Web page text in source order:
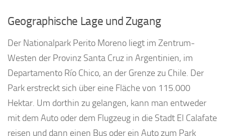
Geographische Lage und Zugang
Der Nationalpark Perito Moreno liegt im Zentrum-
Westen der Provinz Santa Cruz in Argentinien, im
Departamento Río Chico, an der Grenze zu Chile. Der
Park erstreckt sich über eine Fläche von 115.000
Hektar. Um dorthin zu gelangen, kann man entweder
mit dem Auto oder dem Flugzeug in die Stadt El Calafate
reisen und dann einen Bus oder ein Auto zum Park